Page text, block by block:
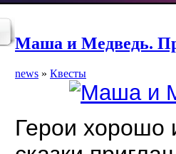
Маша и Медведь.
news » Квесты
Герои хорошо